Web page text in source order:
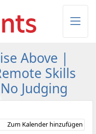
Above |
Skills
Judging
Zum Kalender hinzufügen